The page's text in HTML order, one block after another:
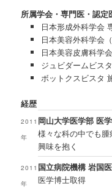
所属学会・専門医・認定
日本形成外科学会
日本美容外科学会
日本美容皮膚科学
ジュビダームビス
ボットクスビスタ
経歴
2011
年
岡山大学医学部 医
様々な科の中でも
興味を抱く
2011
年
国立病院機構 岩国
医学博士取得